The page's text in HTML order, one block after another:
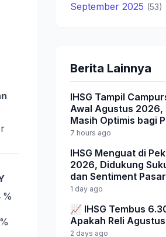
%
September 2025 (53)
Berita Lainnya
IHSG Tampil
Awal Agustus 2026,
Masih Optimis bagi
7 hours ago
IHSG Menguat di
2026, Didukung
dan Sentiment
1 day ago
📈 IHSG Tembus
Apakah Reli
2 days ago